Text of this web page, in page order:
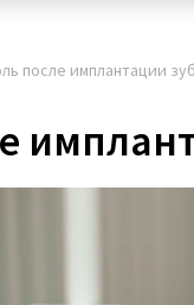
после имплантации